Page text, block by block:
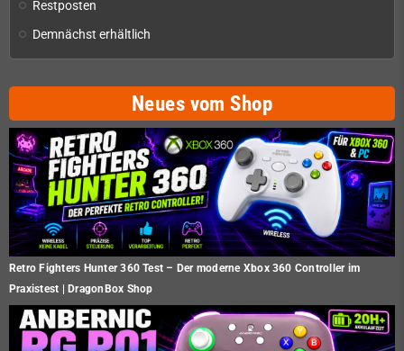
Restposten
Demnächst erhältlich
Neues vom Shop
Retro Fighters Hunter 360 Test – Der moderne Xbox 360 Controller im
Praxistest | DragonBox Shop